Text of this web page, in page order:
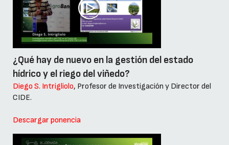
¿Qué hay de nuevo en la gestión del estado
hídrico y el riego del viñedo?
Diego S. Intrigliolo, Profesor de Investigación y Director del
CIDE.
Descargar ponencia